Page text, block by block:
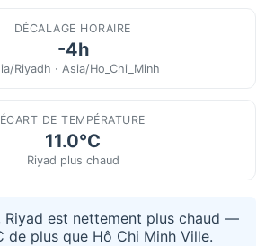
DÉCALAGE HORAIRE
-4h
Riyadh · Asia/Ho_Chi_Minh
ÉCART DE TEMPÉRATURE
11.0°C
Riyad plus chaud
Riyad est nettement plus chaud —
de plus que Hô Chi Minh Ville.